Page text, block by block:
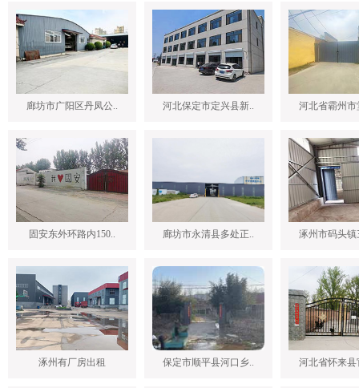
廊坊市广阳区丹凤公.. 河北保定市定兴县新.. 河北省霸州市
固安东外环路内150.. 廊坊市永清县多处正.. 涿州市码头镇
涿州有厂房出租 保定市顺平县河口乡.. 河北省怀来县